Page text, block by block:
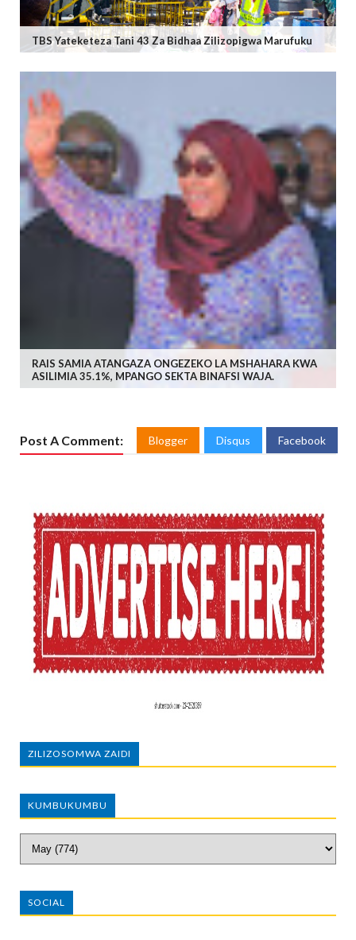
TBS Yateketeza Tani 43 Za Bidhaa Zilizopigwa Marufuku
RAIS SAMIA ATANGAZA ONGEZEKO LA MSHAHARA KWA
ASILIMIA 35.1%, MPANGO SEKTA BINAFSI WAJA.
Post A Comment: Blogger Disqus Facebook
ZILIZOSOMWA ZAIDI
KUMBUKUMBU
SOCIAL